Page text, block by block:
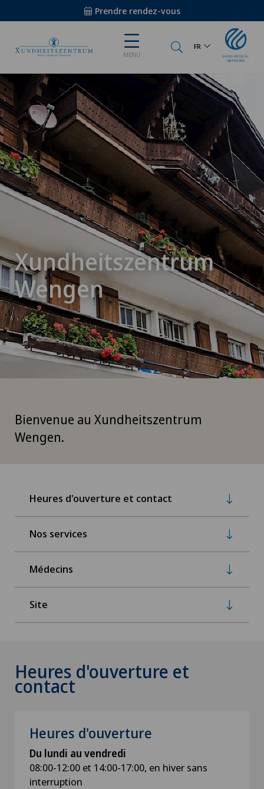
Prendre rendez-vous
MENU
FR
Xundheitszentrum
Wengen
Bienvenue au Xundheitszentrum
Wengen.
Heures d'ouverture et contact
Nos services
Médecins
Site
Heures d'ouverture et
contact
Heures d'ouverture
Du lundi au vendredi
08:00-12:00 et 14:00-17:00, en hiver sans
interruption